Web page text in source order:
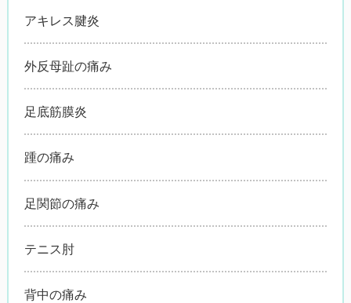
アキレス腱炎
外反母趾の痛み
足底筋膜炎
踵の痛み
足関節の痛み
テニス肘
背中の痛み